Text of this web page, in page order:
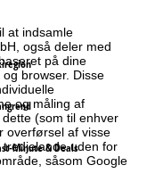
at indsamle
også deler med
på dine
browser. Disse
og måling af
(som til enhver
overførsel af visse
uden for
såsom Google
Minute & Deals